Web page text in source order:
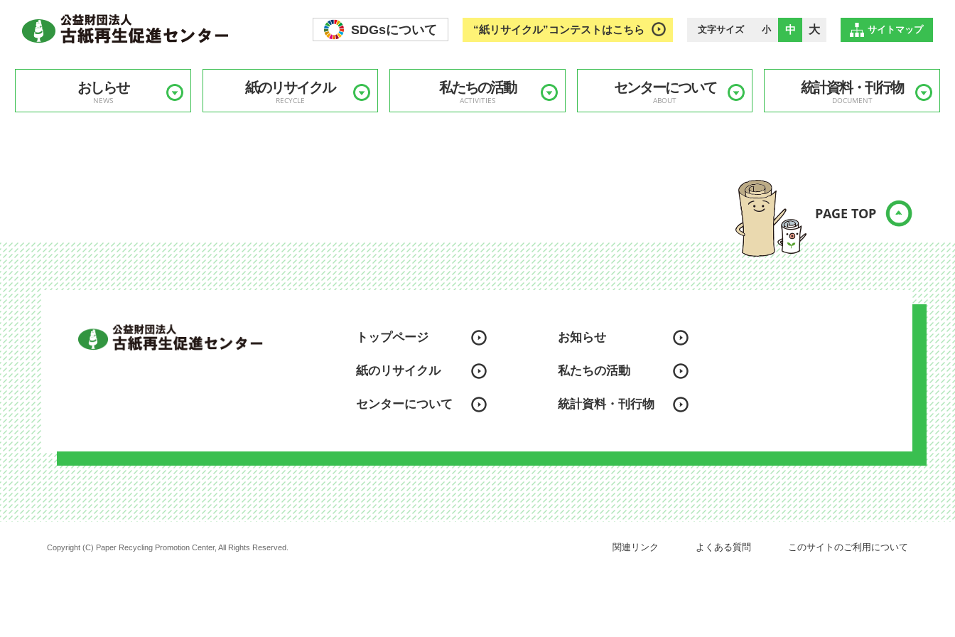
SDGsについて “紙リサイクル”コンテストはこちら 文字サイズ 小 中 大 サイトマップ
おしらせ
NEWS
紙のリサイクル
RECYCLE
私たちの活動
ACTIVITIES
センターについて
ABOUT
統計資料・刊行物
DOCUMENT
PAGE TOP
トップページ お知らせ
紙のリサイクル 私たちの活動
センターについて 統計資料・刊行物
関連リンク よくある質問 このサイトのご利用について
Copyright (C) Paper Recycling Promotion Center, All Rights Reserved.